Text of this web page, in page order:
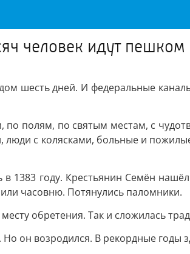
человек идут
шесть дней. И федеральные
полям, по святым местам, с
с колясками, больные и
1383 году. Крестьянин Семён
часовню. Потянулись паломники.
обретения. Так и сложилась
Но он возродился. В рекордные годы